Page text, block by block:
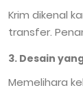
Krim dikenal
transfer.
3. Desain
Memelihara